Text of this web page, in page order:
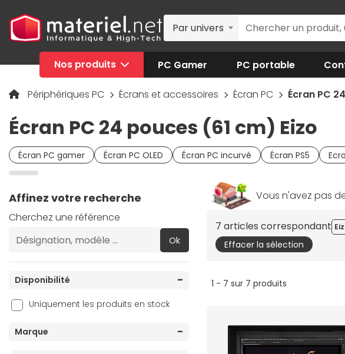
Par univers
Nos produits PC Gamer PC portable
Périphériques PC Écrans et accessoires Écran PC Écran PC
Écran PC 24 pouces (61 cm) Eizo
Écran PC gamer Écran PC OLED Écran PC incurvé Écran PS5
Affinez votre recherche
Cherchez une référence
Ok
Disponibilité
Uniquement les produits en stock
Marque
Vous n'avez pas
7 articles correspondant
Effacer la sélection
1 - 7 sur 7 produits